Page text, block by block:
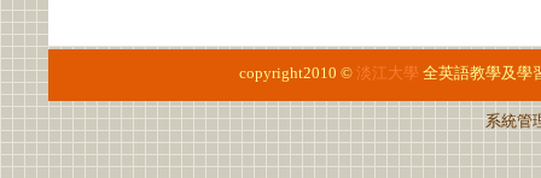
copyright2010 © 淡江大學 全英語教學及學
系統管